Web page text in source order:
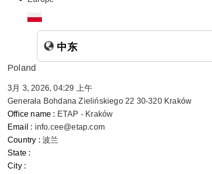
中东
Poland
3月 3, 2026, 04:29 上午
Generała Bohdana Zielińskiego 22 30-320 Kraków
Office name : ETAP - Kraków
Email : info.cee@etap.com
Country : 波兰
State :
City :